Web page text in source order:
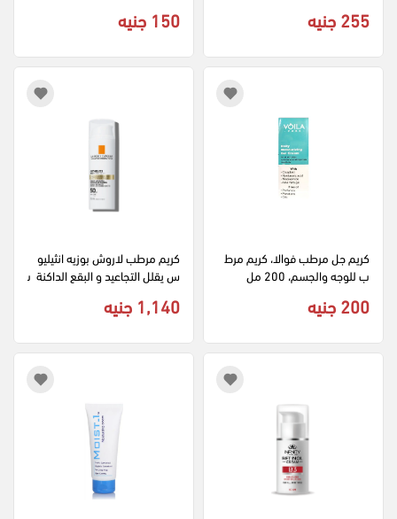
255 جنيه 150 جنيه
كريم جل مرطب فوالا، كريم مرط
ب للوجه والجسم، 200 مل
200 جنيه
كريم مرطب لاروش بوزيه انثيليو
س يقلل التجاعيد و البقع الداكنة  ب
1,140 جنيه